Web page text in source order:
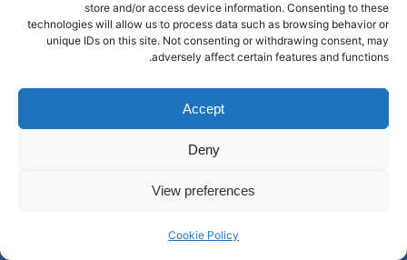
store and/or access device information. Consenting to these
technologies will allow us to process data such as browsing behavior or
unique IDs on this site. Not consenting or withdrawing consent, may
adversely affect certain features and functions.
Accept
Deny
View preferences
Cookie Policy
شورا است.
ماده سی و پنجم: با انتخاب شورای مرکزی جدید،
آیین‌نامه‌های مصوب شوراهای پیشین اعتبار خود
را از دست نمی‌دهند، مگر آنکه شورای تازه
مرکزی بخواهد در آنها تغییراتی را اعمال کند.
ماده سی و ششم: اعضای شورا به روشهای زیر